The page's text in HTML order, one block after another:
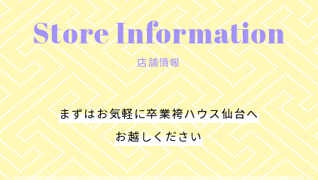
Store Information
店舗情報
まずはお気軽に卒業袴ハウス仙台へ
お越しください